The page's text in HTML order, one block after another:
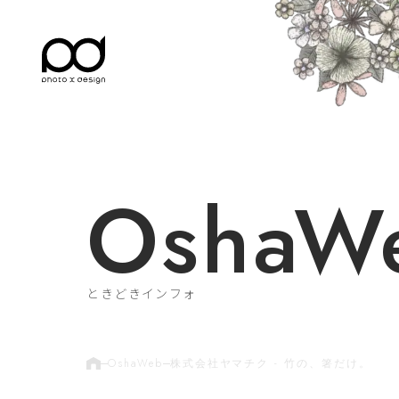
ときどきインフォ
OshaWeb 株式会社ヤマチク - 竹の、箸だけ。